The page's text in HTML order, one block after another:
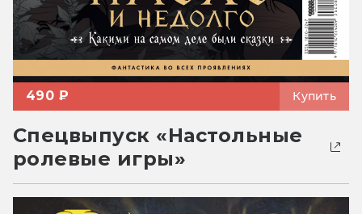
490 ₽ Купить
Спецвыпуск «Настольные
ролевые игры»